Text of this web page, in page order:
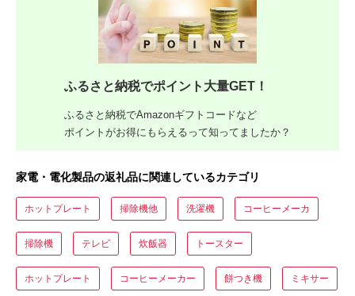
ふるさと納税でポイント大量GET！
ふるさと納税でAmazonギフトコードなど
ポイントがお得にもらえるって知ってましたか？
家電・電化製品の返礼品に関連しているカテゴリ
ホットプレート 掃除機他 洗濯機 コーヒーメーカ
掃除機 テレビ 炊飯器 トースター
ホットプレート コーヒーメーカー 餅つき機 ミキサー